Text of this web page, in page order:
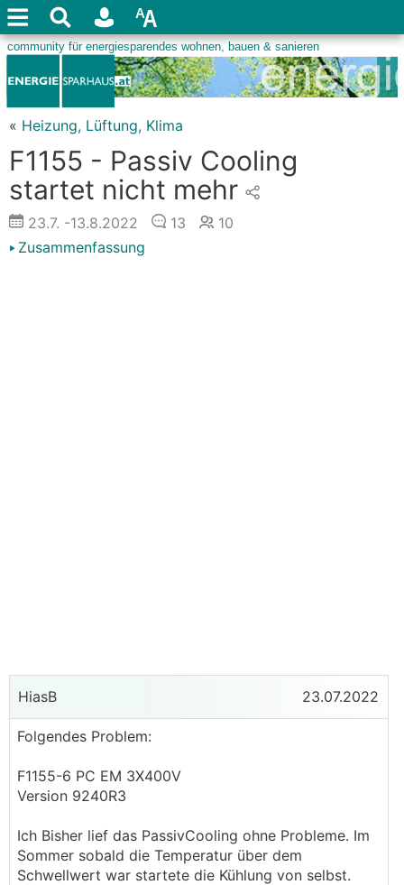
« Heizung, Lüftung, Klima
F1155 - Passiv Cooling
startet nicht mehr
23.7. -13.8.2022 13
10
Zusammenfassung
HiasB 23.07.2022
Folgendes Problem:
F1155-6 PC EM 3X400V
Version 9240R3
Ich Bisher lief das PassivCooling ohne Probleme. Im
Sommer sobald die Temperatur über dem
Schwellwert war startete die Kühlung von selbst.